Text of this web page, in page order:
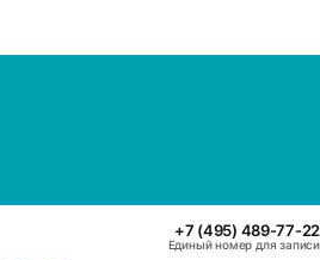
+7 (495) 489-77-22
Единый номер для записи